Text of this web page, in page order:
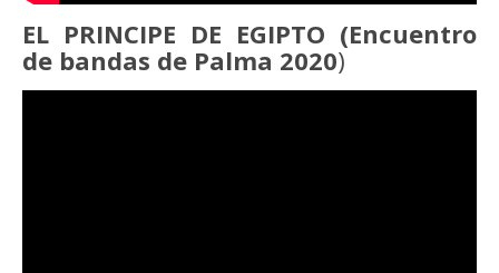
EL PRINCIPE DE EGIPTO (Encuentro
de bandas de Palma 2020)